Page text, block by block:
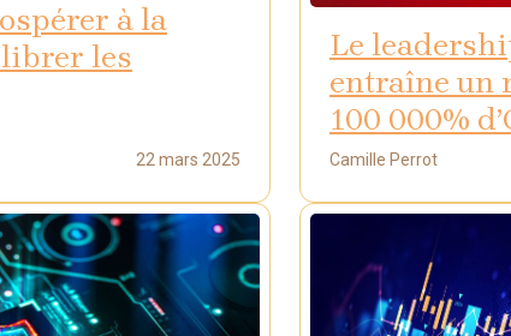
à la
les
22 mars 2025
Le
entraîne un
100 000%
Camille Perrot